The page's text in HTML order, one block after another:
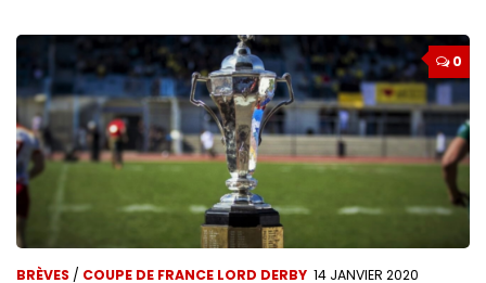
0
BRÈVES / COUPE DE FRANCE LORD DERBY 14 JANVIER 2020